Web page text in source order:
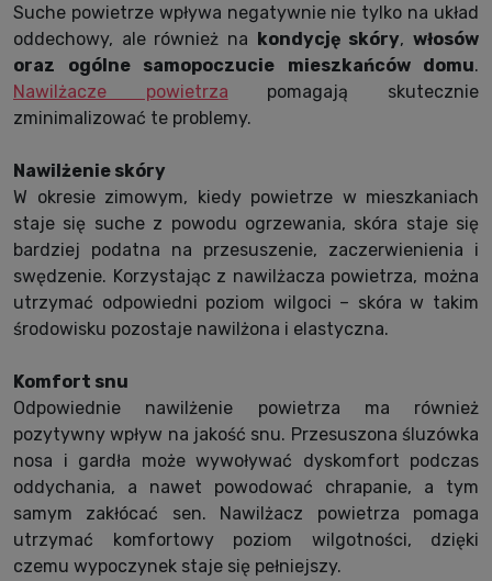
Suche powietrze wpływa negatywnie nie tylko na układ
oddechowy, ale również na kondycję skóry,włosów
oraz ogólne samopoczucie mieszkańców domu.
Nawilżacze powietrza pomagają skutecznie
zminimalizować te problemy.
Nawilżenie skóry
W okresie zimowym, kiedy powietrze w mieszkaniach
staje się suche z powodu ogrzewania, skóra staje się
bardziej podatna na przesuszenie, zaczerwienienia i
swędzenie. Korzystając z nawilżacza powietrza, można
utrzymać odpowiedni poziom wilgoci – skóra w takim
środowisku pozostaje nawilżona i elastyczna.
Komfort snu
Odpowiednie nawilżenie powietrza ma również
pozytywny wpływ na jakość snu. Przesuszona śluzówka
nosa i gardła może wywoływać dyskomfort podczas
oddychania, a nawet powodować chrapanie, a tym
samym zakłócać sen. Nawilżacz powietrza pomaga
utrzymać komfortowy poziom wilgotności, dzięki
czemu wypoczynek staje się pełniejszy.